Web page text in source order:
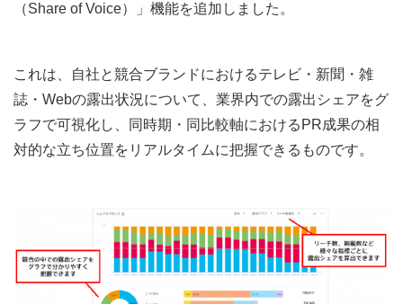
（Share of Voice）」機能を追加しました。
これは、自社と競合ブランドにおけるテレビ・新聞・雑
誌・Webの露出状況について、業界内での露出シェアをグ
ラフで可視化し、同時期・同比較軸におけるPR成果の相
対的な立ち位置をリアルタイムに把握できるものです。